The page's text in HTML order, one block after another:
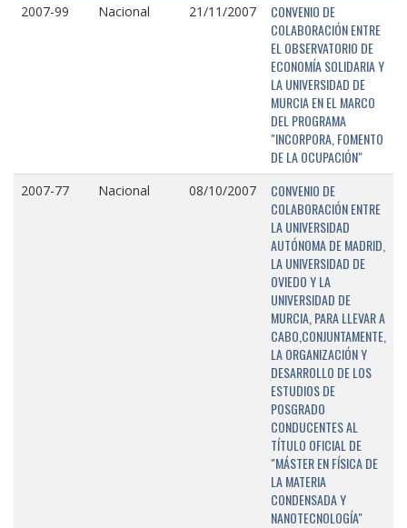
2007-99 Nacional 21/11/2007
CONVENIO DE
COLABORACIÓN ENTRE
EL OBSERVATORIO DE
ECONOMÍA SOLIDARIA Y
LA UNIVERSIDAD DE
MURCIA EN EL MARCO
DEL PROGRAMA
"INCORPORA, FOMENTO
DE LA OCUPACIÓN"
2007-77 Nacional 08/10/2007
CONVENIO DE
COLABORACIÓN ENTRE
LA UNIVERSIDAD
AUTÓNOMA DE MADRID,
LA UNIVERSIDAD DE
OVIEDO Y LA
UNIVERSIDAD DE
MURCIA, PARA LLEVAR A
CABO,CONJUNTAMENTE,
LA ORGANIZACIÓN Y
DESARROLLO DE LOS
ESTUDIOS DE
POSGRADO
CONDUCENTES AL
TÍTULO OFICIAL DE
"MÁSTER EN FÍSICA DE
LA MATERIA
CONDENSADA Y
NANOTECNOLOGÍA"